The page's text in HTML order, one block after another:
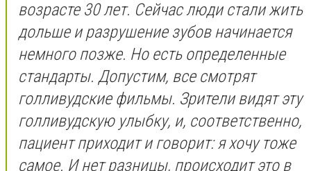
возрасте 30 лет. Сейчас люди стали жить
дольше и разрушение зубов начинается
немного позже. Но есть определенные
стандарты. Допустим, все смотрят
голливудские фильмы. Зрители видят эту
голливудскую улыбку, и, соответственно,
пациент приходит и говорит: я хочу тоже
самое. И нет разницы, происходит это в